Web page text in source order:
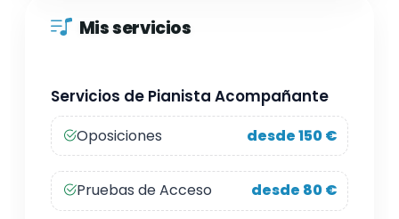
Mis servicios
Servicios de Pianista Acompañante
Oposiciones desde 150 €
Pruebas de Acceso desde 80 €